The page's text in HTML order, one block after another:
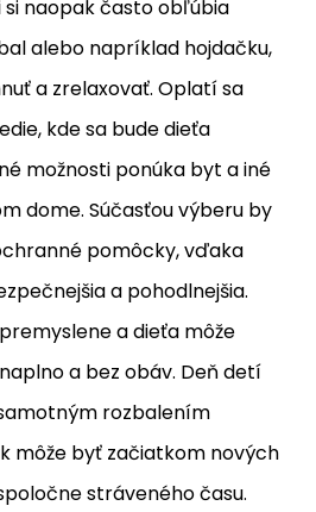
si naopak často obľúbia
alebo napríklad hojdačku,
a zrelaxovať. Oplatí sa
kde sa bude dieťa
možnosti ponúka byt a iné
dome. Súčasťou výberu by
pomôcky, vďaka
a pohodlnejšia.
a dieťa môže
a bez obáv. Deň detí
rozbalením
môže byť začiatkom nových
stráveného času.